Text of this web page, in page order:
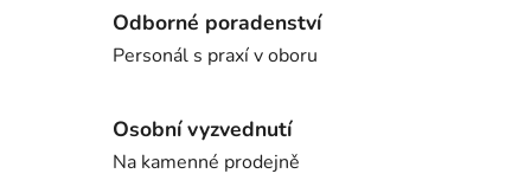
Odborné poradenství
Personál s praxí v oboru
Osobní vyzvednutí
Na kamenné prodejně